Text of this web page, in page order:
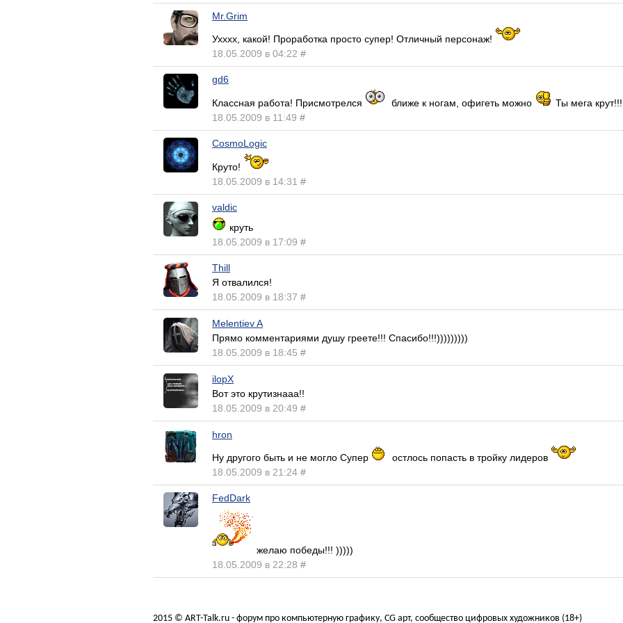
Mr.Grim
Ухххх, какой! Проработка просто супер! Отличный персонаж!
18.05.2009 в 04:22 #
gd6
Классная работа! Присмотрелся ближе к ногам, офигеть можно
Ты мега
18.05.2009 в 11:49 #
CosmoLogic
Круто!
18.05.2009 в 14:31 #
valdic
круть
18.05.2009 в 17:09 #
Thill
Я отвалился!
18.05.2009 в 18:37 #
Melentiev A
Прямо комментариями душу греете!!! Спасибо!!!)))))))))
18.05.2009 в 18:45 #
ilopX
Вот это крутизнааа!!
18.05.2009 в 20:49 #
hron
Ну другого быть и не могло Супер
остлось попасть в тройку лидеров
18.05.2009 в 21:24 #
FedDark
желаю победы!!! )))))
18.05.2009 в 22:28 #
2015 © ART-Talk.ru - форум про компьютерную графику, CG арт, сообщество цифровых художников (18+)